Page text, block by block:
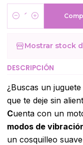
Cantidad
Mostrar stock
DESCRIPCIÓN
¿Buscas un
que te deje sin
Cuenta con un
modos de
un cosquilleo